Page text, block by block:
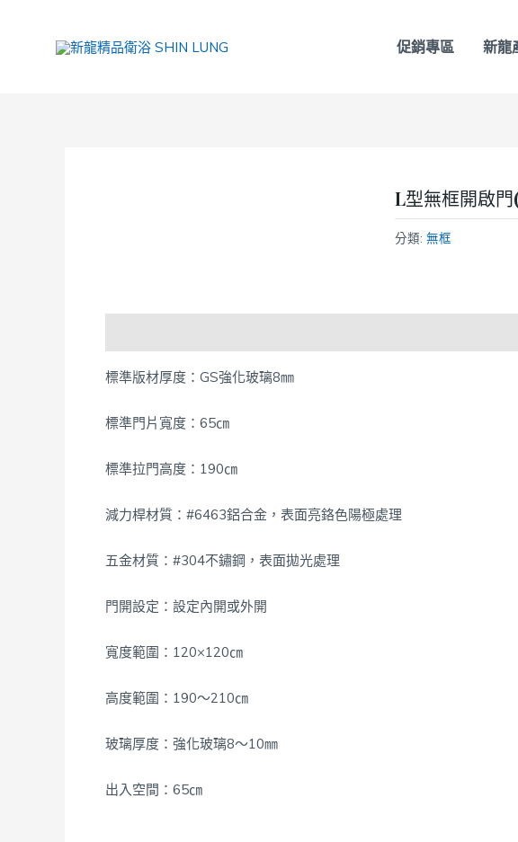
促銷專區 新龍
L型無框開啟
分類: 無框
標準版材厚度： GS強化玻璃8㎜
標準門片寬度： 65㎝
標準拉門高度： 190㎝
減力桿材質： #6463鋁合金，表面亮鉻色陽極處理
五金材質： #304不鏽鋼，表面拋光處理
門開設定：設定內開或外開
寬度範圍：120×120㎝
高度範圍：190～210㎝
玻璃厚度：強化玻璃8～10㎜
出入空間：65㎝